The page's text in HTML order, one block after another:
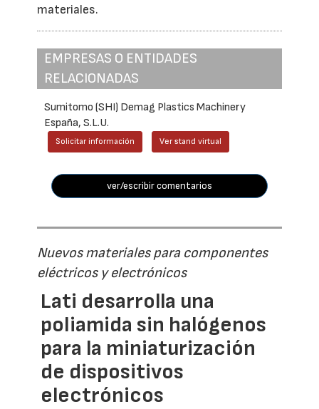
materiales.
EMPRESAS O ENTIDADES
RELACIONADAS
Sumitomo (SHI) Demag Plastics Machinery
España, S.L.U.
Solicitar información Ver stand virtual
ver/escribir comentarios
Nuevos materiales para componentes
eléctricos y electrónicos
Lati desarrolla una
poliamida sin halógenos
para la miniaturización
de dispositivos
electrónicos